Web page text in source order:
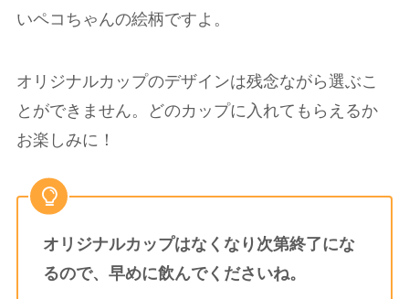
いペコちゃんの絵柄ですよ。
オリジナルカップのデザインは残念ながら選ぶこ
とができません。どのカップに入れてもらえるか
お楽しみに！
オリジナルカップはなくなり次第終了にな
るので、早めに飲んでくださいね。